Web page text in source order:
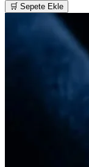
🛒 Sepete Ekle